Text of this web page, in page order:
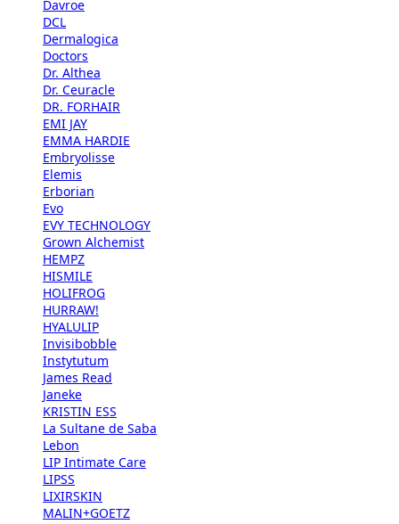
Davroe
DCL
Dermalogica
Doctors
Dr. Althea
Dr. Ceuracle
DR. FORHAIR
EMI JAY
EMMA HARDIE
Embryolisse
Elemis
Erborian
Evo
EVY TECHNOLOGY
Grown Alchemist
HEMPZ
HISMILE
HOLIFROG
HURRAW!
HYALULIP
Invisibobble
Instytutum
James Read
Janeke
KRISTIN ESS
La Sultane de Saba
Lebon
LIP Intimate Care
LIPSS
LIXIRSKIN
MALIN+GOETZ